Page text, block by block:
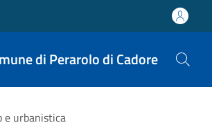
di Perarolo di Cadore
pane
e urbanistica